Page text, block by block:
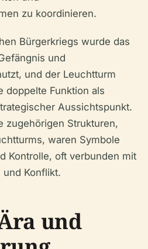
zu koordinieren.
Bürgerkriegs wurde das
und
und der Leuchtturm
doppelte Funktion als
Aussichtspunkt.
zugehörigen Strukturen,
waren Symbole
Kontrolle, oft verbunden mit
Konflikt.
und